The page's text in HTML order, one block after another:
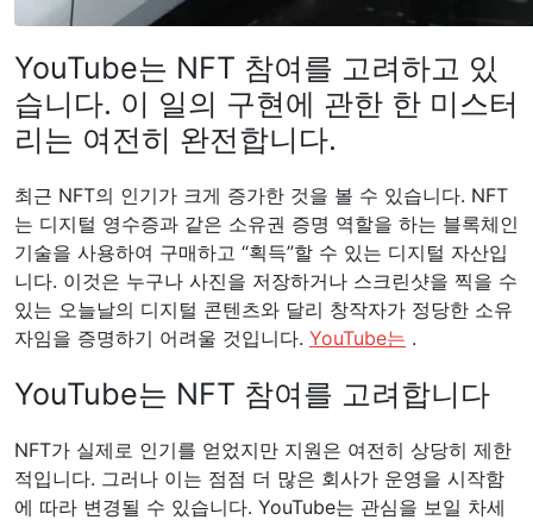
YouTube는 NFT 참여를 고려하고 있
습니다. 이 일의 구현에 관한 한 미스터
리는 여전히 완전합니다.
최근 NFT의 인기가 크게 증가한 것을 볼 수 있습니다. NFT
는 디지털 영수증과 같은 소유권 증명 역할을 하는 블록체인
기술을 사용하여 구매하고 “획득”할 수 있는 디지털 자산입
니다. 이것은 누구나 사진을 저장하거나 스크린샷을 찍을 수
있는 오늘날의 디지털 콘텐츠와 달리 창작자가 정당한 소유
자임을 증명하기 어려울 것입니다. YouTube는 .
YouTube는 NFT 참여를 고려합니다
NFT가 실제로 인기를 얻었지만 지원은 여전히 ​​상당히 제한
적입니다. 그러나 이는 점점 더 많은 회사가 운영을 시작함
에 따라 변경될 수 있습니다. YouTube는 관심을 보일 차세